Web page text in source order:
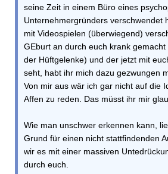
seine Zeit in einem Büro eines
Unternehmergründers verschwendet
mit Videospielen (überwiegend)
GEburt an durch euch krank
der Hüftgelenke) und der jetzt mit
seht, habt ihr mich dazu gezwungen
Von mir aus wär ich gar nicht auf die
Affen zu reden. Das müsst ihr mir
Wie man unschwer erkennen kann,
Grund für einen nicht stattfindenden
wir es mit einer massiven
durch euch.